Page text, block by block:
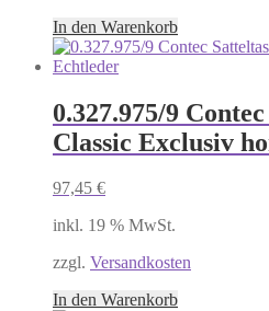
In den Warenkorb
0.327.975/9
Classic Exclusiv
97,45 €
inkl. 19 % MwSt.
zzgl. Versandkosten
In den Warenkorb